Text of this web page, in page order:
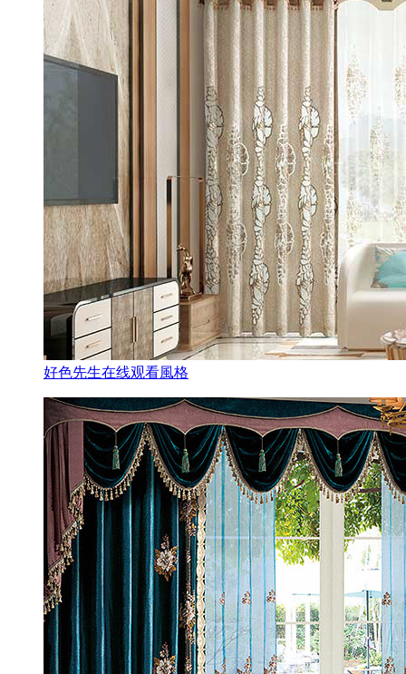
好色先生在线观看風格